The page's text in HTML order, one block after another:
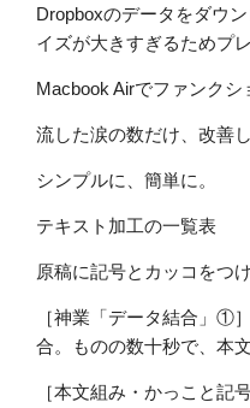
Dropboxのデータをダウ
イズが大きすぎるためプ
Macbook Airでファンクシ
流した涙の数だけ、改善し
シンプルに、簡単に。
テキスト加工の一覧表
原稿に記号とカッコをつ
［神業「データ結合」①
合。ものの数十秒で、本
［本文組み・かっこと